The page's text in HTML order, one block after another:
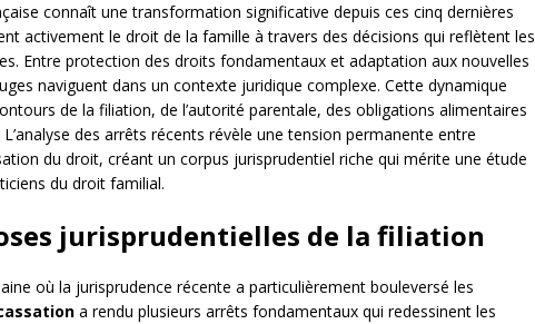
connaît une transformation significative depuis ces cinq dernières
activement le droit de la famille à travers des décisions qui reflètent les
Entre protection des droits fondamentaux et adaptation aux nouvelles
naviguent dans un contexte juridique complexe. Cette dynamique
de la filiation, de l’autorité parentale, des obligations alimentaires
des arrêts récents révèle une tension permanente entre
du droit, créant un corpus jurisprudentiel riche qui mérite une étude
du droit familial.
jurisprudentielles de la filiation
où la jurisprudence récente a particulièrement bouleversé les
a rendu plusieurs arrêts fondamentaux qui redessinent les